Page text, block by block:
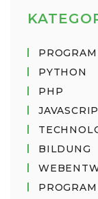
PYTHON
PHP
BILDUNG